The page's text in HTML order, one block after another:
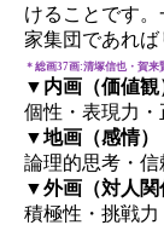
けることです
家集団であれ
＊総画37画:清塚信也・賀
▼内画（価値観
個性・表現力・
▼地画（感情）
論理的思考・
▼外画（対人関
積極性・挑戦